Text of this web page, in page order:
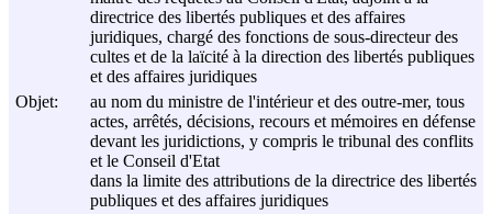
directrice des libertés publiques et des affaires
juridiques, chargé des fonctions de sous-directeur des
cultes et de la laïcité à la direction des libertés publiques
et des affaires juridiques
Objet:
au nom du ministre de l'intérieur et des outre-mer, tous
actes, arrêtés, décisions, recours et mémoires en défense
devant les juridictions, y compris le tribunal des conflits
et le Conseil d'Etat
dans la limite des attributions de la directrice des libertés
publiques et des affaires juridiques